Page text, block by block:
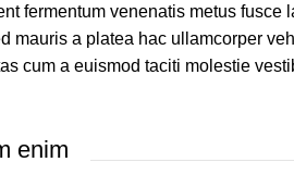
fermentum venenatis metus
mauris a platea hac ullamcorper
cum a euismod taciti molestie
enim